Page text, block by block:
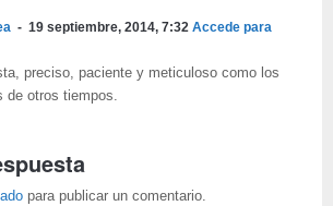
19 septiembre, 2014, 7:32 Accede para
preciso, paciente y meticuloso como los
de otros tiempos.
para publicar un comentario.